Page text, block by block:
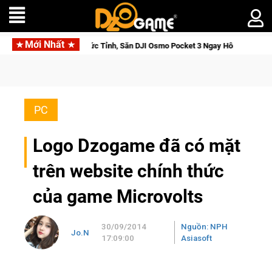
Mới Nhất
Giới Thức Tỉnh, Săn DJI Osmo Pocket 3 Ngay Hôm Nay
PC
Logo Dzogame đã có mặt
trên website chính thức
của game Microvolts
Jo.N
30/09/2014
17:09:00
Nguồn: NPH
Asiasoft